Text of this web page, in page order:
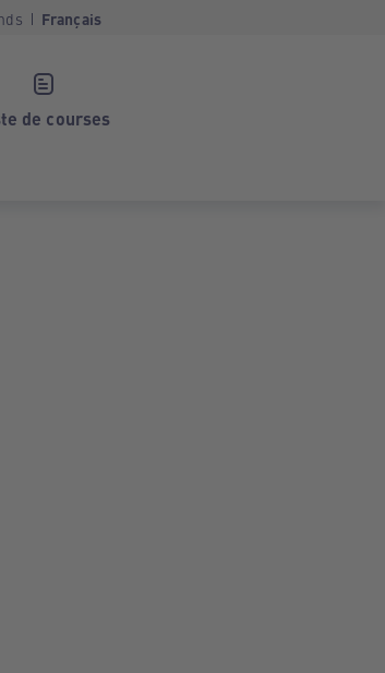
Français
de courses